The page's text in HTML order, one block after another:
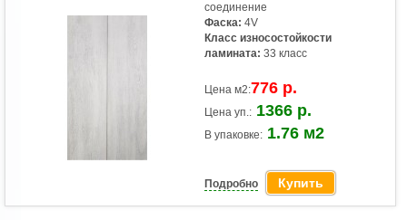
соединение
Фаска: 4V
Класс износостойкости
ламината: 33 класс
Цена м2:776 р.
Цена уп.: 1366 р.
В упаковке: 1.76 м2
Подробно Купить